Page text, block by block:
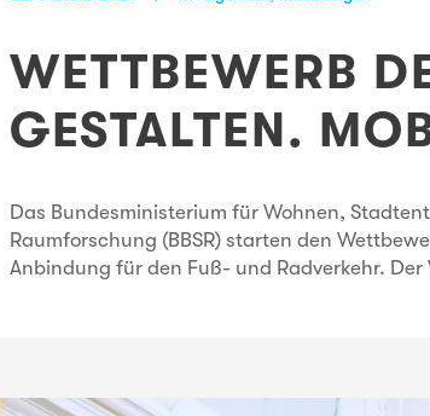
WETTBEWERB
GESTALTEN.
Das Bundesministerium für Wohnen,
Raumforschung (BBSR) starten den
Anbindung für den Fuß- und Radverkehr.